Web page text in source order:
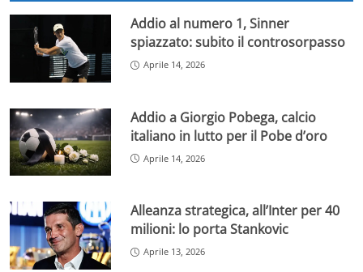
Addio al numero 1, Sinner
spiazzato: subito il controsorpasso
Aprile 14, 2026
Addio a Giorgio Pobega, calcio
italiano in lutto per il Pobe d’oro
Aprile 14, 2026
Alleanza strategica, all’Inter per 40
milioni: lo porta Stankovic
Aprile 13, 2026